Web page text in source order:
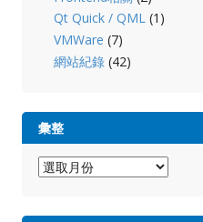
Qt Quick / QML (1)
VMWare (7)
網站紀錄 (42)
彙整